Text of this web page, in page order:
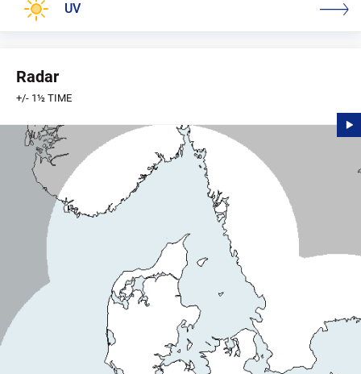
UV
Radar
+/- 1½ TIME